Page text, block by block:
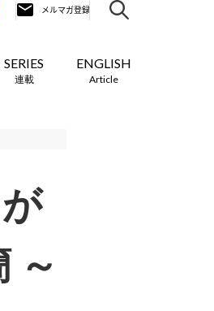
SERIES
連載
ENGLISH
Article
～